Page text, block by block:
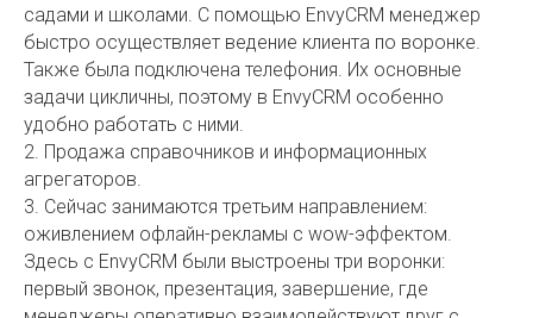
садами и школами. С помощью EnvyCRM менеджер
быстро осуществляет ведение клиента по воронке.
Также была подключена телефония. Их основные
задачи цикличны, поэтому в EnvyCRM особенно
удобно работать с ними.
2. Продажа справочников и информационных
агрегаторов.
3. Сейчас занимаются третьим направлением:
оживлением офлайн-рекламы с wow-эффектом.
Здесь с EnvyCRM были выстроены три воронки:
первый звонок, презентация, завершение, где